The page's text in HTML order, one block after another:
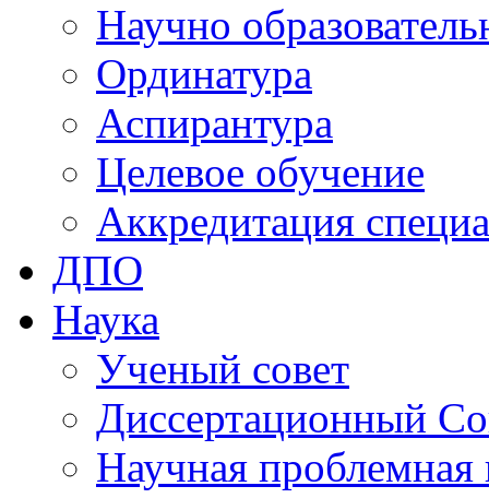
Научно
Ординатура
Аспирантура
Целевое обучение
Аккредитация
ДПО
Наука
Ученый совет
Диссертационный
Научная проблемная